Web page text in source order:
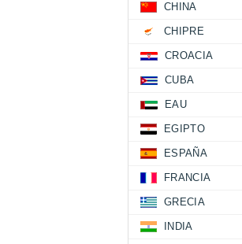
CHINA
CHIPRE
CROACIA
CUBA
EAU
EGIPTO
ESPAÑA
FRANCIA
GRECIA
INDIA